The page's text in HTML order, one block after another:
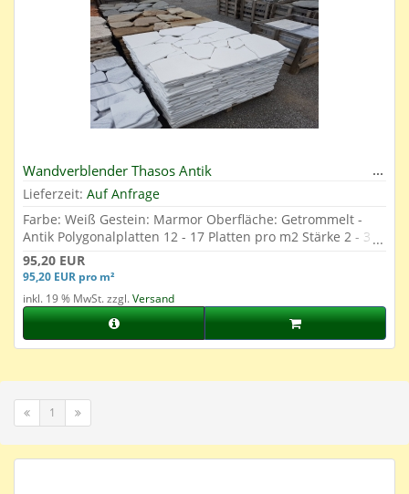
Wandverblender Thasos Antik
Lieferzeit: Auf Anfrage
Farbe: Weiß Gestein: Marmor Oberfläche: Getrommelt -
Antik Polygonalplatten 12 - 17 Platten pro m2 Stärke 2 - 3
cm
95,20 EUR
95,20 EUR pro m²
inkl. 19 % MwSt. zzgl.Versand
1